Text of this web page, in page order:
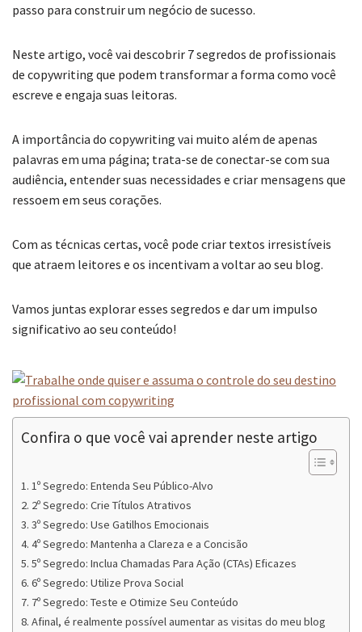
passo para construir um negócio de sucesso.
Neste artigo, você vai descobrir 7 segredos de profissionais
de copywriting que podem transformar a forma como você
escreve e engaja suas leitoras.
A importância do copywriting vai muito além de apenas
palavras em uma página; trata-se de conectar-se com sua
audiência, entender suas necessidades e criar mensagens que
ressoem em seus corações.
Com as técnicas certas, você pode criar textos irresistíveis
que atraem leitores e os incentivam a voltar ao seu blog.
Vamos juntas explorar esses segredos e dar um impulso
significativo ao seu conteúdo!
Confira o que você vai aprender neste artigo
1º Segredo: Entenda Seu Público-Alvo
2º Segredo: Crie Títulos Atrativos
3º Segredo: Use Gatilhos Emocionais
4º Segredo: Mantenha a Clareza e a Concisão
5º Segredo: Inclua Chamadas Para Ação (CTAs) Eficazes
6º Segredo: Utilize Prova Social
7º Segredo: Teste e Otimize Seu Conteúdo
Afinal, é realmente possível aumentar as visitas do meu blog